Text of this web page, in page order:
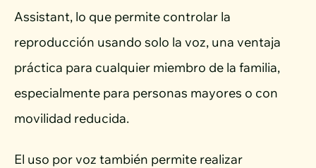
Assistant, lo que permite controlar la
reproducción usando solo la voz, una ventaja
práctica para cualquier miembro de la familia,
especialmente para personas mayores o con
movilidad reducida.
El uso por voz también permite realizar